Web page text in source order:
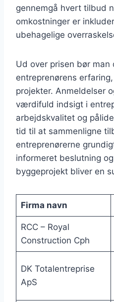
gennemgå hvert tilbud
omkostninger er
ubehagelige
Ud over prisen bør man
entreprenørens
projekter. Anmeldelser
værdifuld indsigt i
arbejdskvalitet og
tid til at sammenligne
entreprenørerne
informeret beslutning
byggeprojekt bliver en
Firma navn
RCC – Royal
Construction Cph
DK Totalentreprise
ApS